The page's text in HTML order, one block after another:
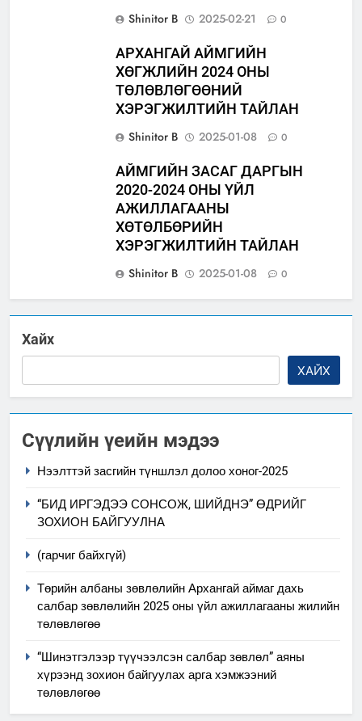
Shinitor B 2025-02-21 0
АРХАНГАЙ АЙМГИЙН
ХӨГЖЛИЙН 2024 ОНЫ
ТӨЛӨВЛӨГӨӨНИЙ
ХЭРЭГЖИЛТИЙН ТАЙЛАН
Shinitor B
2025-01-08 0
АЙМГИЙН ЗАСАГ ДАРГЫН
2020-2024 ОНЫ ҮЙЛ
АЖИЛЛАГААНЫ
ХӨТӨЛБӨРИЙН
ХЭРЭГЖИЛТИЙН ТАЙЛАН
Shinitor B
2025-01-08 0
Хайх
ХАЙХ
Сүүлийн үеийн мэдээ
Нээлттэй засгийн түншлэл долоо хоног-2025
“БИД ИРГЭДЭЭ СОНСОЖ, ШИЙДНЭ” ӨДРИЙГ
ЗОХИОН БАЙГУУЛНА
(гарчиг байхгүй)
Төрийн албаны зөвлөлийн Архангай аймаг дахь
салбар зөвлөлийн 2025 оны үйл ажиллагааны жилийн
төлөвлөгөө
“Шинэтгэлээр түүчээлсэн салбар зөвлөл” аяны
хүрээнд зохион байгуулах арга хэмжээний
төлөвлөгөө